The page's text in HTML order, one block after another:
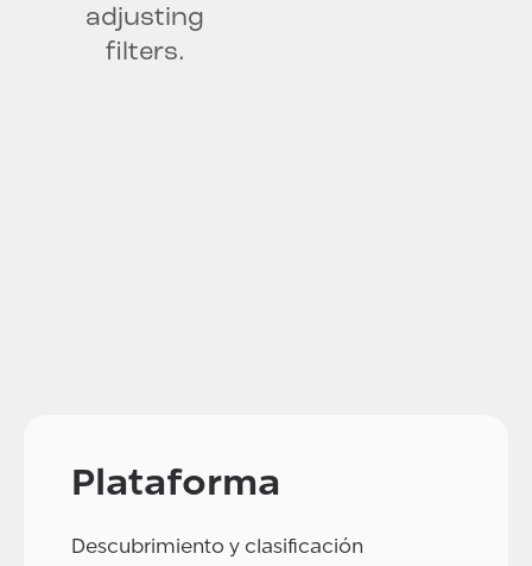
adjusting
filters.
Plataforma
Descubrimiento y clasificación